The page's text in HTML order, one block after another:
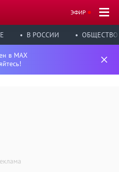
ЭФИР
В РОССИИ ОБЩЕСТВО
в MAX